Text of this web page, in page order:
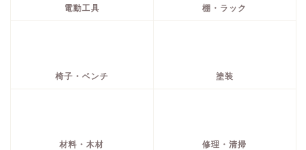
電動工具 棚・ラック
椅子・ベンチ 塗装
材料・木材 修理・清掃